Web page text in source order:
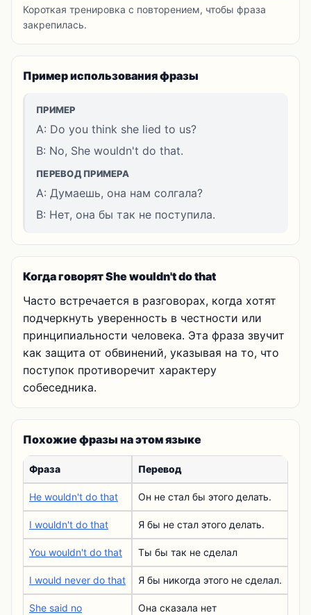
Короткая тренировка с повторением, чтобы фраза
закрепилась.
Пример использования фразы
ПРИМЕР
A: Do you think she lied to us?
B: No, She wouldn't do that.
ПЕРЕВОД ПРИМЕРА
A: Думаешь, она нам солгала?
B: Нет, она бы так не поступила.
Когда говорят She wouldn't do that
Часто встречается в разговорах, когда хотят
подчеркнуть уверенность в честности или
принципиальности человека. Эта фраза звучит
как защита от обвинений, указывая на то, что
поступок противоречит характеру
собеседника.
Похожие фразы на этом языке
Фраза Перевод
He wouldn't do that Он не стал бы этого делать.
I wouldn't do that Я бы не стал этого делать.
You wouldn't do that Ты бы так не сделал
I would never do that Я бы никогда этого не сделал.
She said no Она сказала нет